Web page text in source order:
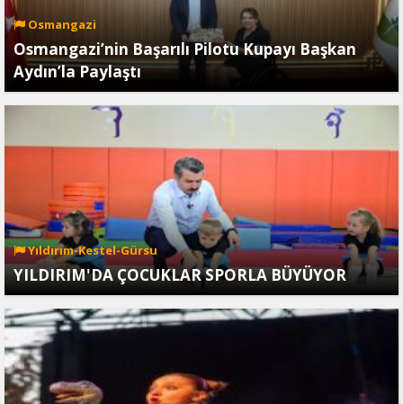
Osmangazi
Osmangazi’nin Başarılı Pilotu Kupayı Başkan
Aydın’la Paylaştı
Yıldırım-Kestel-Gürsu
YILDIRIM'DA ÇOCUKLAR SPORLA BÜYÜYOR